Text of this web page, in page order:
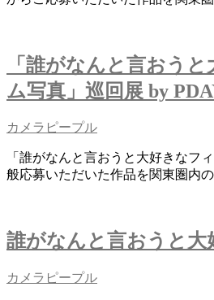
「誰がなんと言おう
ム写真」巡回展 by
カメラピープル
「誰がなんと言おうと大好きなフ
般応募いただいた作品を関東圏内
誰がなんと言おうと大
カメラピープル